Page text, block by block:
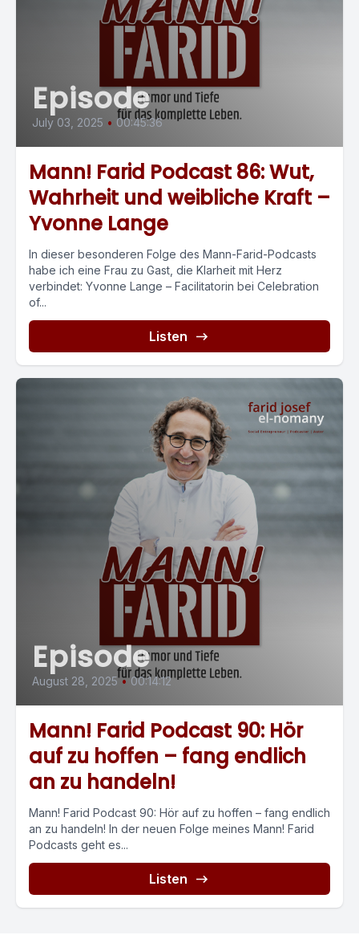
Episode
July 03, 2025 • 00:45:36
Mann! Farid Podcast 86: Wut,
Wahrheit und weibliche Kraft –
Yvonne Lange
In dieser besonderen Folge des Mann-Farid-Podcasts
habe ich eine Frau zu Gast, die Klarheit mit Herz
verbindet: Yvonne Lange – Facilitatorin bei Celebration
of...
Listen
Episode
August 28, 2025 • 00:14:12
Mann! Farid Podcast 90: Hör
auf zu hoffen – fang endlich
an zu handeln!
Mann! Farid Podcast 90: Hör auf zu hoffen – fang endlich
an zu handeln! In der neuen Folge meines Mann! Farid
Podcasts geht es...
Listen